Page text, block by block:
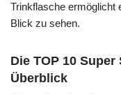
Trinkflasche ermöglicht
Blick zu sehen.
Die TOP 10
Überblick